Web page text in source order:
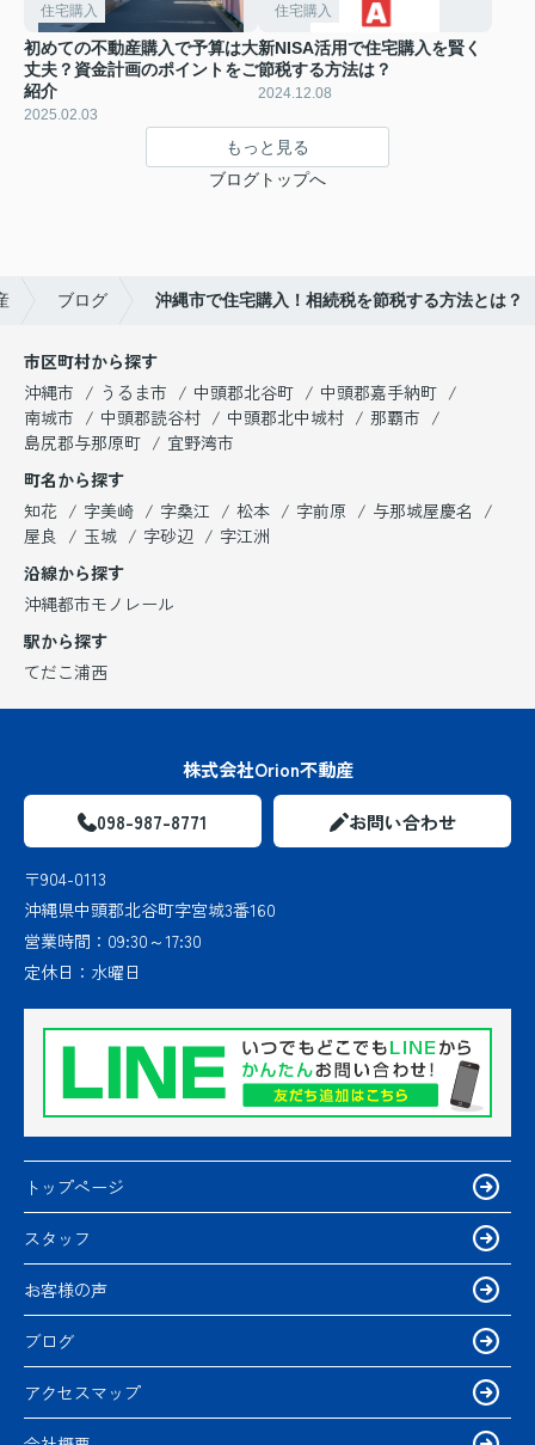
住宅購入
初めての不動産購入で予算は大
丈夫？資金計画のポイントをご
紹介
2025.02.03
住宅購入
新NISA活用で住宅購入を賢く
節税する方法は？
2024.12.08
もっと見る
ブログトップへ
ブログ 沖縄市で住宅購入！相続税を節税する方法とは？
市区町村から探す
沖縄市
うるま市 中頭郡北谷町
中頭郡嘉手納町
南城市
中頭郡読谷村 中頭郡北中城村
那覇市
島尻郡与那原町
宜野湾市
町名から探す
知花
字美崎 字桑江 松本 字前原
与那城屋慶名
屋良
玉城 字砂辺
字江洲
沿線から探す
沖縄都市モノレール
駅から探す
てだこ浦西
株式会社Orion不動産
098-987-8771 お問い合わせ
〒904-0113
沖縄県中頭郡北谷町字宮城3番160
営業時間： 09:30～17:30
定休日： 水曜日
トップページ
スタッフ
お客様の声
ブログ
アクセスマップ